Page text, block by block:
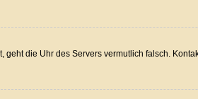
die Uhr des Servers vermutlich falsch.